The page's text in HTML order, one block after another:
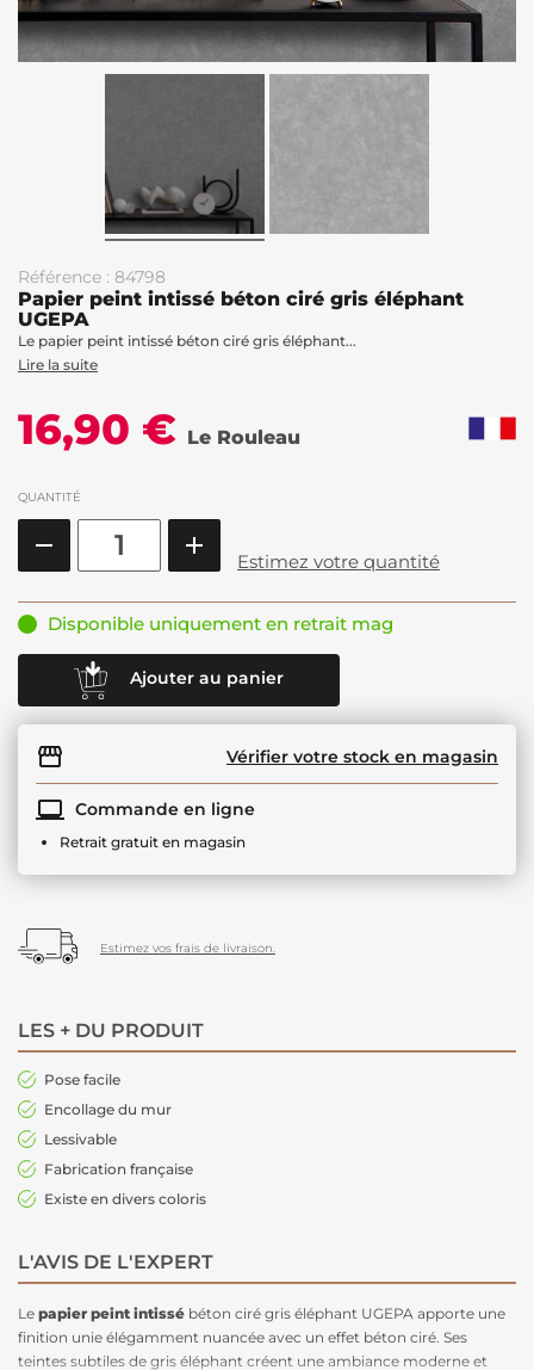
Référence : 84798
Papier peint intissé béton ciré gris éléphant
UGEPA
Le papier peint intissé béton ciré gris éléphant...
Lire la suite
16,90 € Le Rouleau
QUANTITÉ
Estimez votre quantité
Disponible uniquement en retrait mag
Ajouter au panier
Vérifier votre stock en magasin
Commande en ligne
Retrait gratuit en magasin
Estimez vos frais de livraison.
LES + DU PRODUIT
Pose facile
Encollage du mur
Lessivable
Fabrication française
Existe en divers coloris
L'AVIS DE L'EXPERT
Le papier peint intissé béton ciré gris éléphant UGEPA apporte une
finition unie élégamment nuancée avec un effet béton ciré. Ses
teintes subtiles de gris éléphant créent une ambiance moderne et